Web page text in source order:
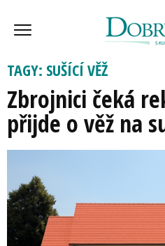
TAGY: SUŠÍCÍ VĚŽ
Zbrojnici čeká
přijde o věž na